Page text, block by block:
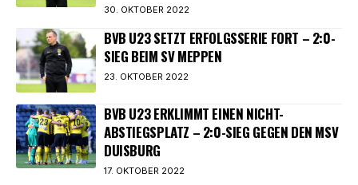
30. OKTOBER 2022
BVB U23 SETZT ERFOLGSSERIE FORT – 2:0-
SIEG BEIM SV MEPPEN
23. OKTOBER 2022
BVB U23 ERKLIMMT EINEN NICHT-
ABSTIEGSPLATZ – 2:0-SIEG GEGEN DEN MSV
DUISBURG
17. OKTOBER 2022